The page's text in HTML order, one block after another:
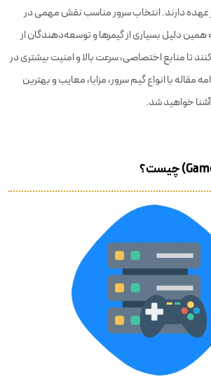
عهده دارند. انتخاب سرور مناسب نقش مهمی در
همین دلیل بسیاری از گیمرها و توسعه‌دهندگان از
تا منابع اختصاصی، سرعت بالا و امنیت بیشتری در
مقاله با انواع گیم سرور، مزایا، معایب و بهترین
آشنا خواهید شد.